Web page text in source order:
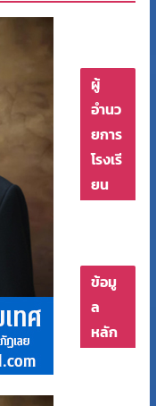
ผู้
อำนว
ยการ
โรงเรี
ยน
ข้อมู
ล
หลัก